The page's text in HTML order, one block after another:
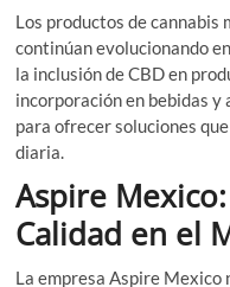
Los productos de cannabis
continúan evolucionando
la inclusión de CBD en
incorporación en bebidas
para ofrecer soluciones
diaria.
Aspire
Calidad en el
La empresa Aspire Mexico